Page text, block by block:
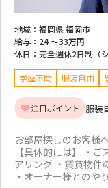
地域： 福岡県 福岡市
給与： 24 ～33万円
休日： 完全週休2日制（シ
学歴不問 服装自由
注目ポイント 服装
お部屋探しのお客様
【具体的には】 ・
アリング ・賃貸物件
・オーナー様とのや